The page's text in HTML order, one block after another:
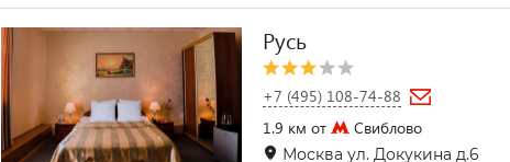
Русь
+7 (495) 108-74-88
1.9 км от
Свиблово
Москва ул. Докукина д.6